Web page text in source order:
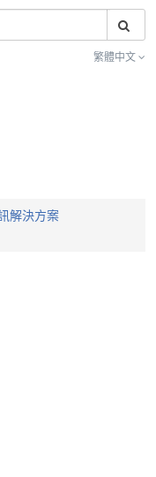
繁體中文
解決方案